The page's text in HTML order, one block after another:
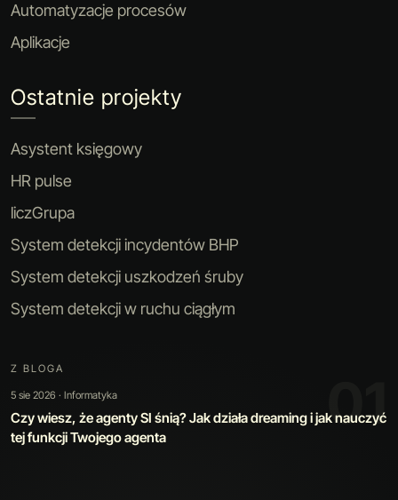
Automatyzacje procesów
Aplikacje
Ostatnie projekty
Asystent księgowy
HR pulse
liczGrupa
System detekcji incydentów BHP
System detekcji uszkodzeń śruby
System detekcji w ruchu ciągłym
Z BLOGA 01
5 sie 2026 · Informatyka
Czy wiesz, że agenty SI śnią? Jak działa dreaming i jak nauczyć
tej funkcji Twojego agenta